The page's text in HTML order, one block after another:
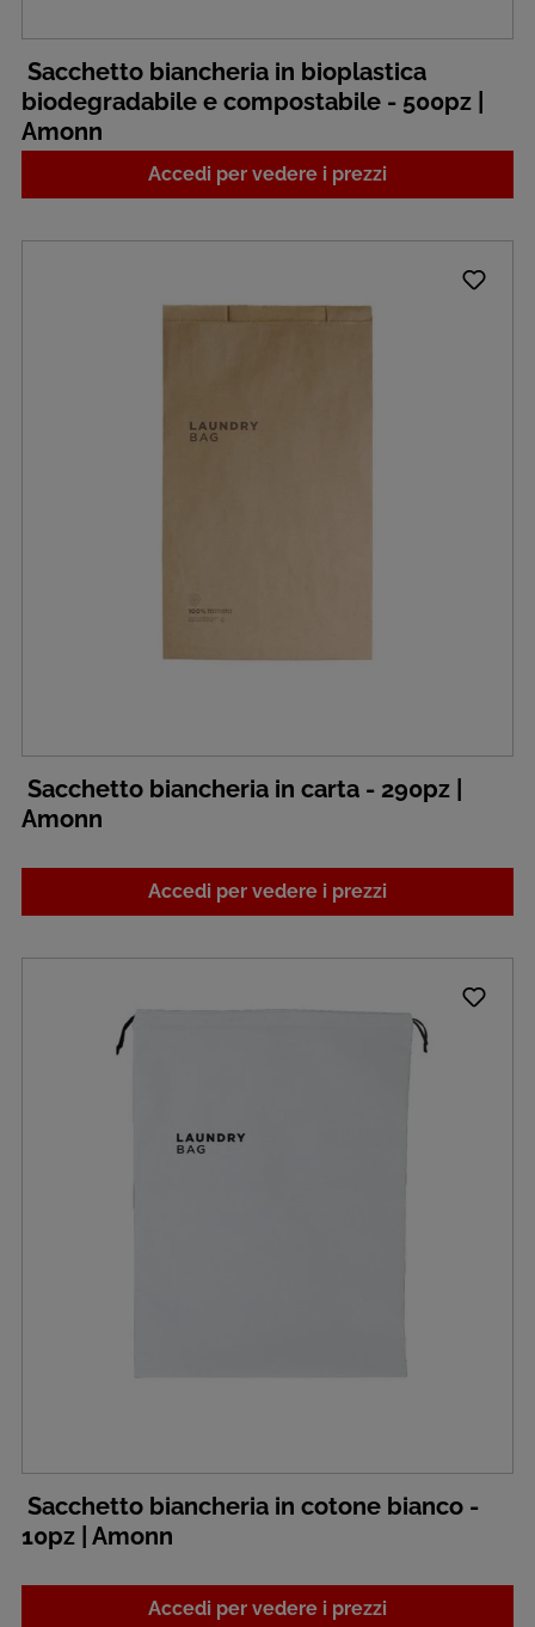
Sacchetto biancheria in bioplastica
biodegradabile e compostabile - 500pz |
Amonn
Accedi per vedere i prezzi
Sacchetto biancheria in carta - 290pz |
Amonn
Accedi per vedere i prezzi
Sacchetto biancheria in cotone bianco -
10pz | Amonn
Accedi per vedere i prezzi